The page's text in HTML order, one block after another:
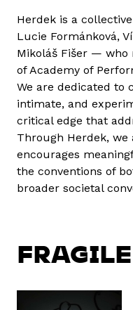
Herdek is a
Lucie Formánková,
Mikoláš Fišer — who
of Academy of
We are dedicated to
intimate, and
critical edge that
Through Herdek,
encourages
the conventions of
broader societal